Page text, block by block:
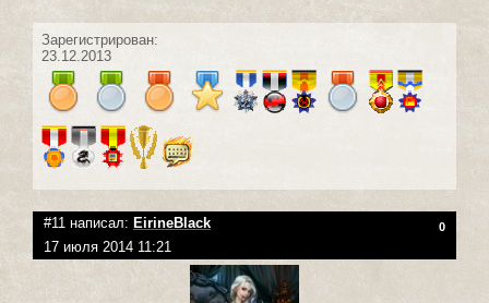
Зарегистрирован:
23.12.2013
#11 написал: EirineBlack 0
17 июля 2014 11:21